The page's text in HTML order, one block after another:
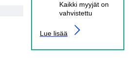
Kaikki myyjät on
vahvistettu
Lue lisää